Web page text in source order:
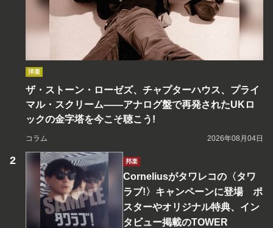
洋楽
ザ・ストーン・ローゼズ、チャプターハウス、プライ
マル・スクリーム――アナログ盤で再発されたUKロ
ックの金字塔を今こそ聴こう!
コラム 2026年08月04日
邦楽
Corneliusがタワレコの〈タワ
ラブ!〉キャンペーンに登場 ポ
スターやオリジナル特典、イン
タビュー掲載のTOWER